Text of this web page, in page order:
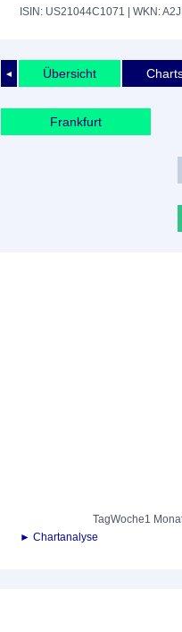
ISIN: US21044C1071 | WKN:
◄ Übersicht
Frankfurt
TagWoche1
► Chartanalyse